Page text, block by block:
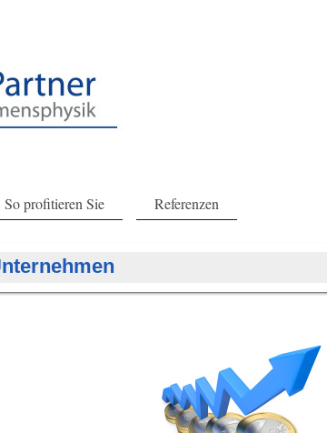
So profitieren Sie Referenzen